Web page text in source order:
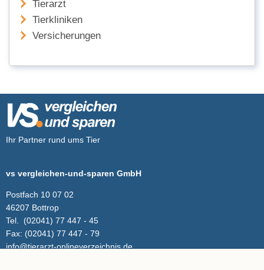
Tierarzt
Tierkliniken
Versicherungen
Ihr Partner rund ums Tier
vs vergleichen-und-sparen GmbH
Postfach 10 07 02
46207 Bottrop
Tel.
(02041) 77 447 - 45
Fax: (02041) 77 447 - 79
info@tierarzt-onlineverzeichnis.de